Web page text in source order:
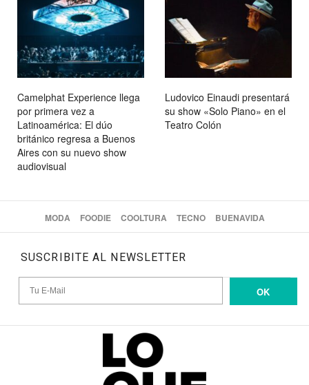
Camelphat Experience llega
por primera vez a
Latinoamérica: El dúo
británico regresa a Buenos
Aires con su nuevo show
audiovisual
Ludovico Einaudi presentará
su show «Solo Piano» en el
Teatro Colón
MODA FOODIE COOLTURA TECNO BUENAVIDA
SUSCRIBITE AL NEWSLETTER
OK